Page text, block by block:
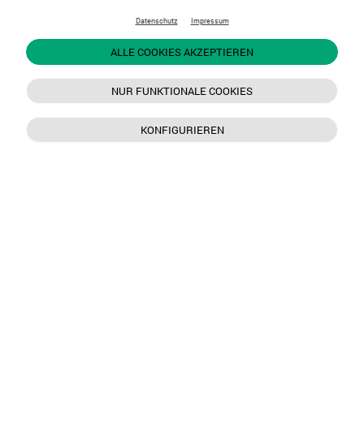
Datenschutz Impressum
ALLE COOKIES AKZEPTIEREN
NUR FUNKTIONALE COOKIES
KONFIGURIEREN